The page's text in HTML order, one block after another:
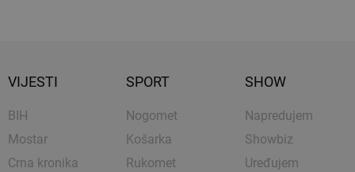
VIJESTI
BIH
Mostar
Crna kronika
SPORT
Nogomet
Košarka
Rukomet
SHOW
Napredujem
Showbiz
Uređujem